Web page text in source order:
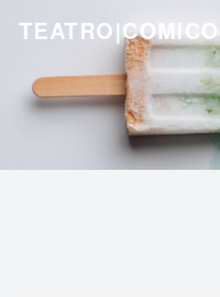
content
TEATRO|COMICO